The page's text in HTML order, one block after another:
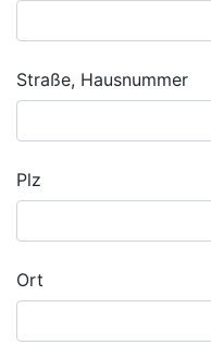
Straße, Hausnummer
Plz
Ort